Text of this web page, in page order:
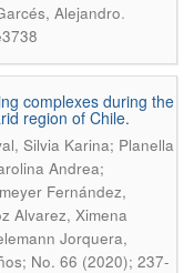
Alejandro.
complexes during the
region of Chile.
Silvia Karina; Planella
Andrea;
Fernández,
Alvarez, Ximena
Jorquera,
No. 66 (2020); 237-